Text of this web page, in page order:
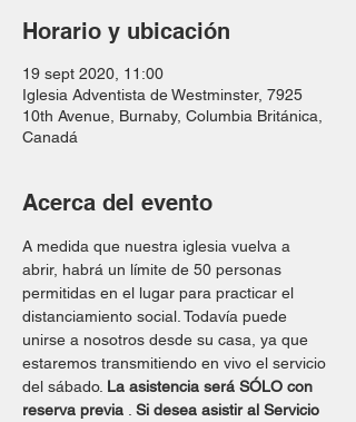
Horario y ubicación
19 sept 2020, 11:00
Iglesia Adventista de Westminster, 7925
10th Avenue, Burnaby, Columbia Británica,
Canadá
Acerca del evento
A medida que nuestra iglesia vuelva a
abrir, habrá un límite de 50 personas
permitidas en el lugar para practicar el
distanciamiento social. Todavía puede
unirse a nosotros desde su casa, ya que
estaremos transmitiendo en vivo el servicio
del sábado. La asistencia será SÓLO con
reserva previa
Si desea asistir al Servicio